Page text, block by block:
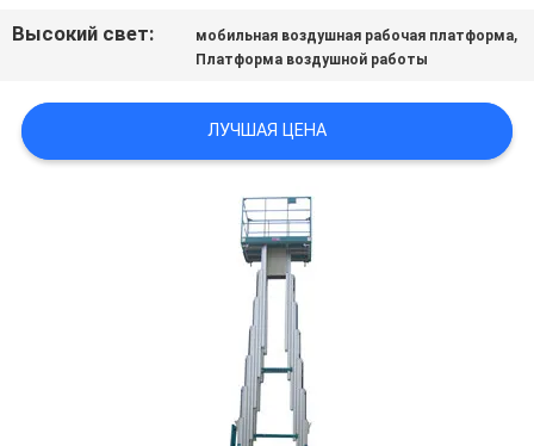
КАРТА
ПОЛИТИКА
КОНФИДЕНЦИАЛЬНОСТИ
Высокий свет: мобильная воздушная рабочая платформа,
Платформа воздушной работы
ЛУЧШАЯ ЦЕНА